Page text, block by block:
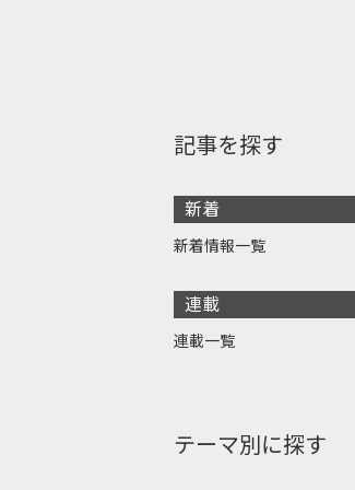
記事を探す
新着
新着情報一覧
連載
連載一覧
テーマ別に探す